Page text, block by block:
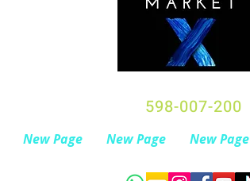
598-007-200
New Page New Page New Page